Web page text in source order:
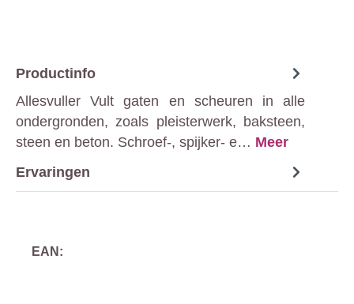
Productinfo
Allesvuller Vult gaten en scheuren in alle
ondergronden, zoals pleisterwerk, baksteen,
steen en beton. Schroef-, spijker- e… Meer
Ervaringen
EAN: